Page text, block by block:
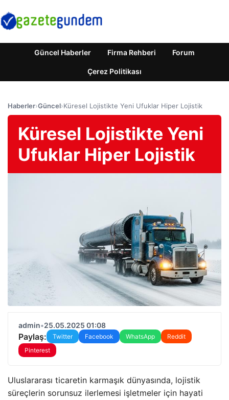
Güncel Haberler Firma Rehberi Forum
Çerez Politikası
Haberler›Güncel›Küresel Lojistikte Yeni Ufuklar Hiper Lojistik
Küresel Lojistikte Yeni
Ufuklar Hiper Lojistik
admin•25.05.2025 01:08
Paylaş: Twitter Facebook WhatsApp
Reddit
Pinterest
Uluslararası ticaretin karmaşık dünyasında, lojistik
süreçlerin sorunsuz ilerlemesi işletmeler için hayati